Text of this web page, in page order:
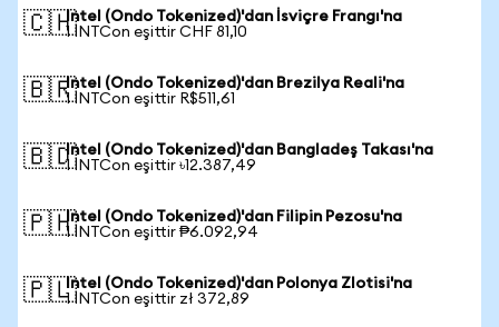
🇨🇭Intel (Ondo Tokenized)'dan İsviçre Frangı'na
1 INTCon eşittir CHF 81,10
🇧🇷Intel (Ondo Tokenized)'dan Brezilya Reali'na
1 INTCon eşittir R$511,61
🇧🇩Intel (Ondo Tokenized)'dan Bangladeş Takası'na
1 INTCon eşittir ৳12.387,49
🇵🇭Intel (Ondo Tokenized)'dan Filipin Pezosu'na
1 INTCon eşittir ₱6.092,94
🇵🇱Intel (Ondo Tokenized)'dan Polonya Zlotisi'na
1 INTCon eşittir zł 372,89